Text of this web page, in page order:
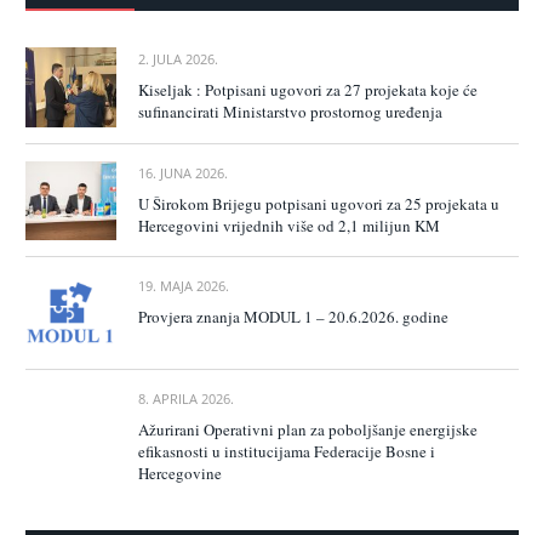
2. JULA 2026.
Kiseljak : Potpisani ugovori za 27 projekata koje će
sufinancirati Ministarstvo prostornog uređenja
16. JUNA 2026.
U Širokom Brijegu potpisani ugovori za 25 projekata u
Hercegovini vrijednih više od 2,1 milijun KM
19. MAJA 2026.
Provjera znanja MODUL 1 – 20.6.2026. godine
8. APRILA 2026.
Ažurirani Operativni plan za poboljšanje energijske
efikasnosti u institucijama Federacije Bosne i
Hercegovine